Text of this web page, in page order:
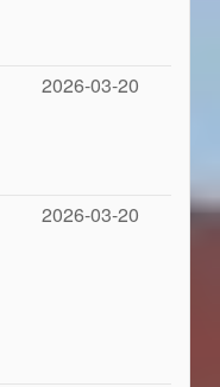
2026-03-20
2026-03-20